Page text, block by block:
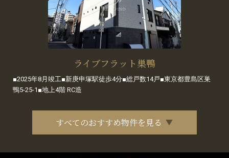
ライブフラット巣鴨
■2025年8月竣工■新庚申塚駅徒歩4分■総戸数14戸■東京都豊島区巣
鴨5-25-1■地上4階 RC造
すべてのおすすめ物件を見る